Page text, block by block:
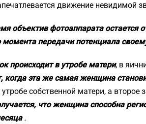
движение невидимой
объектив фотоаппарата остается
передачи потенциала
происходит в утробе матери, в
когда эта же самая женщина
собственной матери, а второе
что женщина способна
.